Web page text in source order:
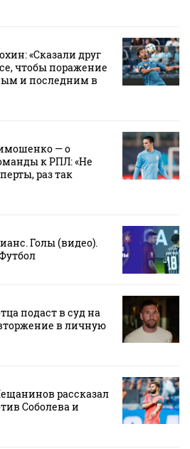
«Сказали друг
чтобы поражение
и последним в
— о
к РПЛ: «Не
раз так
Голы (видео).
подаст в суд на
в личную
рассказал
Соболева и